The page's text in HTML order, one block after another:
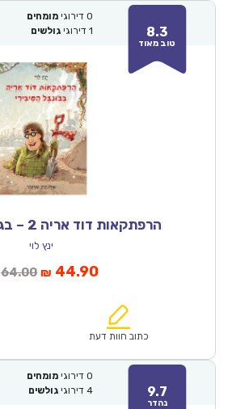
8.3
טוב מאוד
0 דירוגי מומחים
1 דירוגי גולשים
הרפתקאות דוד אריה 2 – בג’ונגל הסיבירי
ינץ לוי
64.00המחיר
₪64.00.
₪ 44.90המחיר
הוא:
כתוב חוות דעת
9.7
נהדר
0 דירוגי מומחים
4 דירוגי גולשים